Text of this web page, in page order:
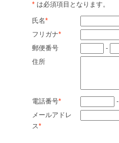
* は必須項目となります。
氏名*
フリガナ*
郵便番号
-
住所
電話番号* -
メールアドレ
ス*